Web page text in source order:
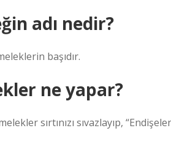
adı nedir?
başıdır.
ne yapar?
sırtınızı sıvazlayıp,